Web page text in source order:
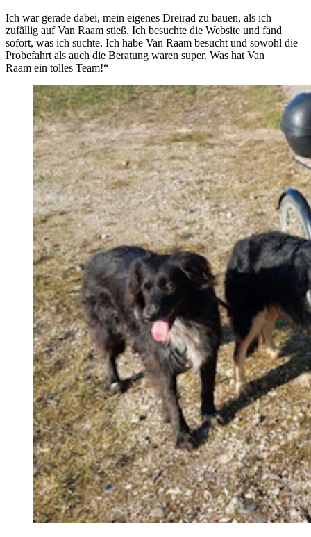
Ich war gerade dabei, mein eigenes Dreirad zu bauen, als ich
zufällig auf Van Raam stieß. Ich besuchte die Website und fand
sofort, was ich suchte. Ich habe Van Raam besucht und sowohl die
Probefahrt als auch die Beratung waren super. Was hat Van
Raam ein tolles Team!“